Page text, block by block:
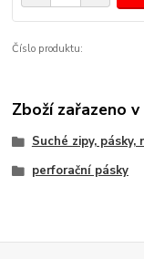
Číslo produktu:
Zboží zařazeno
Suché zipy, pásky,
perforační pásky